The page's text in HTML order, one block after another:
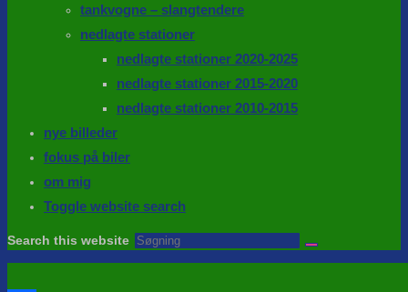
tankvogne – slangtendere
nedlagte stationer
nedlagte stationer 2020-2025
nedlagte stationer 2015-2020
nedlagte stationer 2010-2015
nye billeder
fokus på biler
om mig
Toggle website search
Search this website